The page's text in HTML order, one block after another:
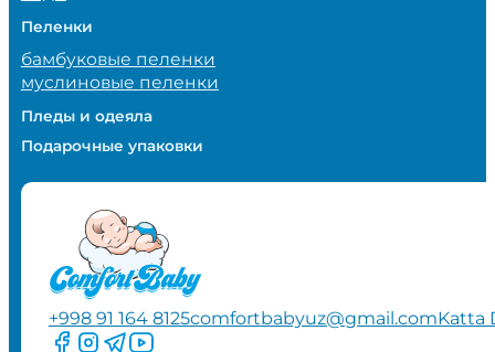
Пеленки
бамбуковые пеленки
муслиновые пеленки
Пледы и одеяла
Подарочные упаковки
+998 91 164 8125comfortbabyuz@gmail.comKatta
Следите за нами на Facebook
Следите за нами в Instagram
Следите за нами в Telegram
Следите за нами в YouTube